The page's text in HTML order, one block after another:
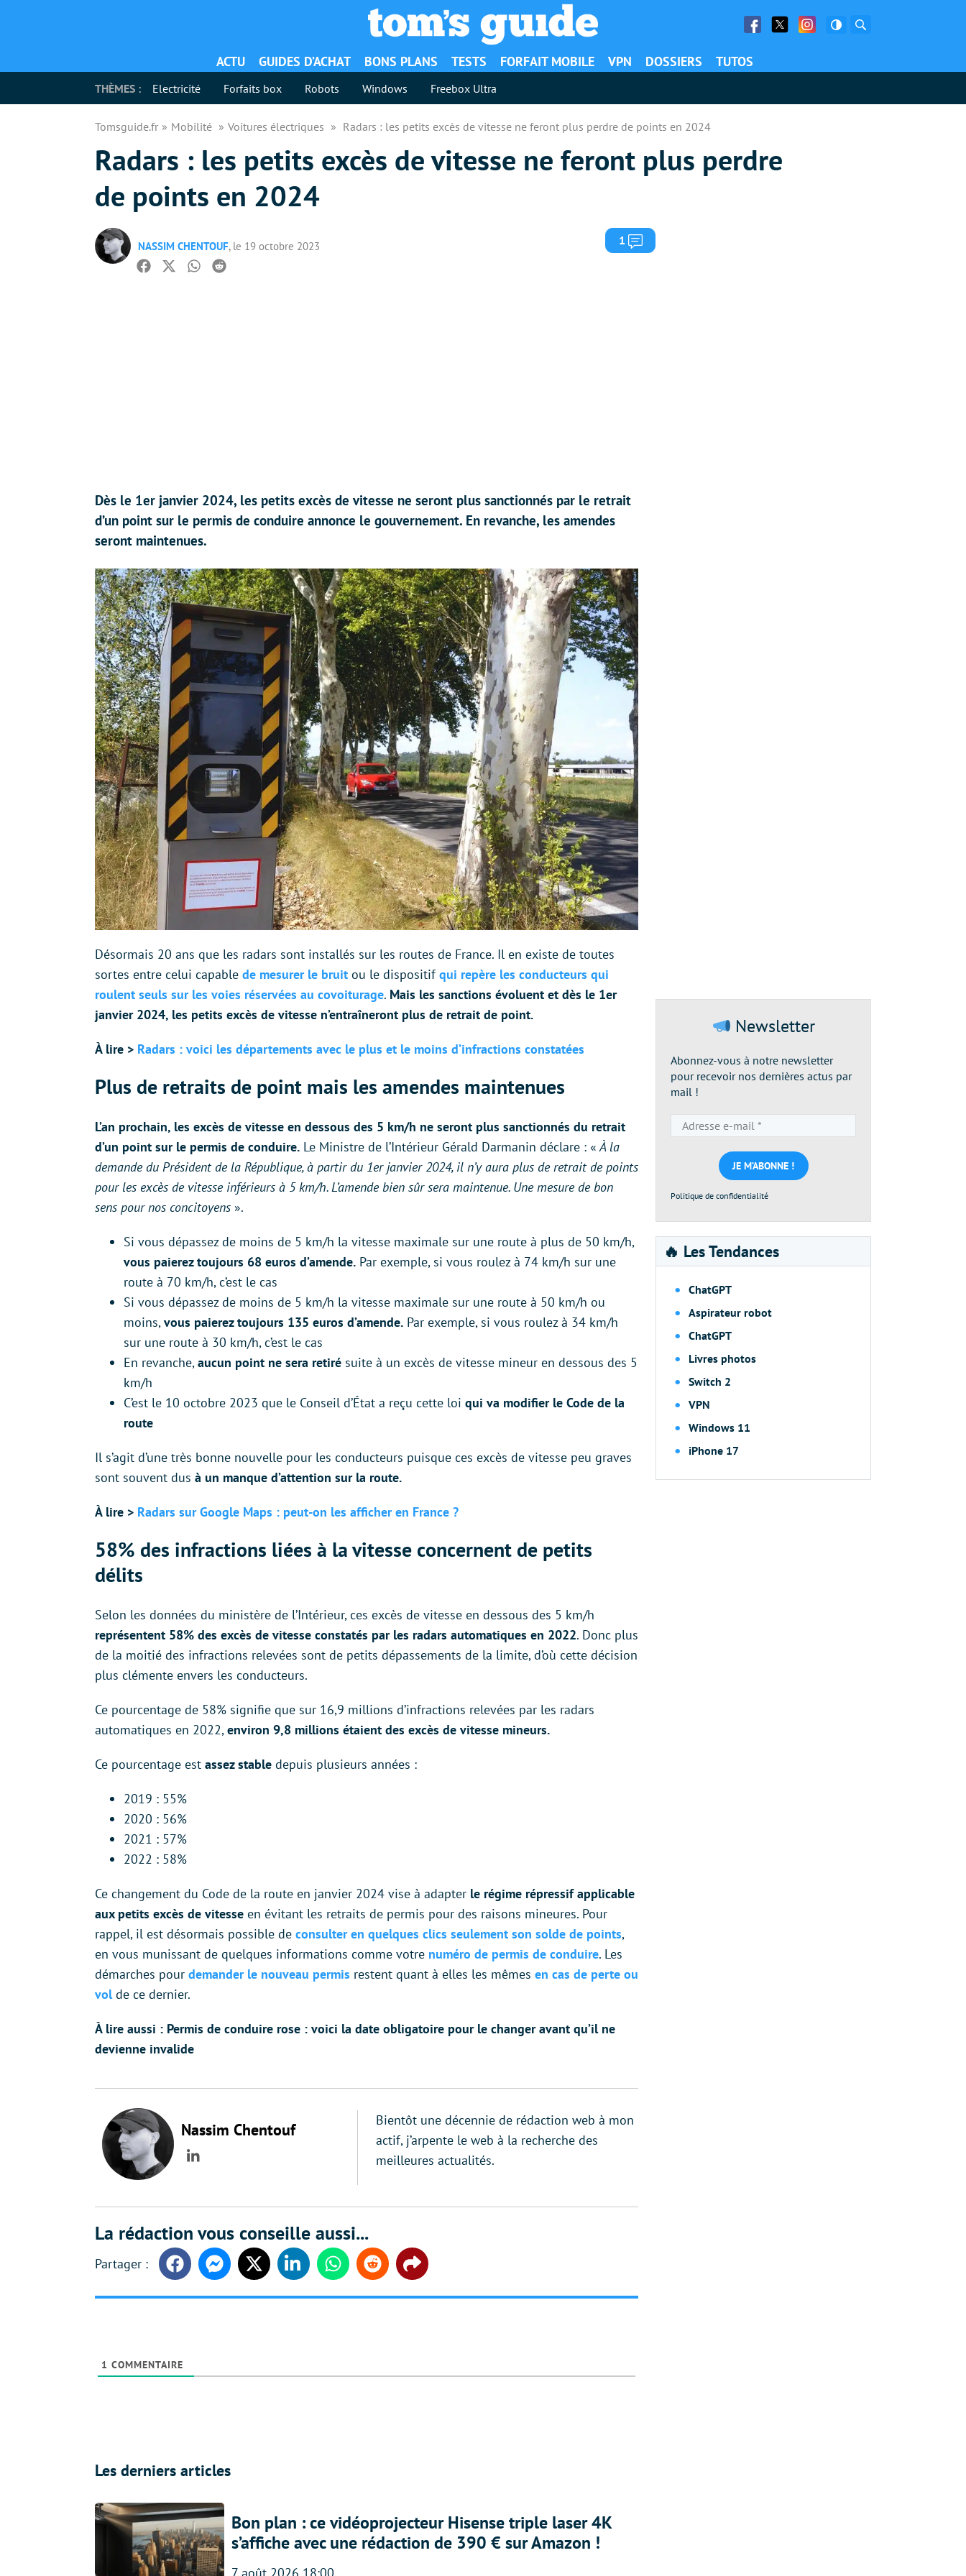
Facebook
Twitter Facebook
ACTU GUIDES D’ACHAT BONS PLANS TESTS FORFAIT MOBILE VPN DOSSIERS TUTOS
THÈMES : Electricité Forfaits box Robots Windows Freebox Ultra
Tomsguide.fr Mobilité Voitures électriques Radars : les petits excès de vitesse ne feront plus perdre de points en 2024
Radars : les petits excès de vitesse ne feront plus perdre
de points en 2024
NASSIM CHENTOUF, le 19 octobre 2023 1 Commentaires
Facebook
TwitterWhatsapp
Reddit
Dès le 1er janvier 2024, les petits excès de vitesse ne seront plus sanctionnés par le retrait
d’un point sur le permis de conduire annonce le gouvernement. En revanche, les amendes
seront maintenues.
Désormais 20 ans que les radars sont installés sur les routes de France. Il en existe de toutes
sortes entre celui capable de mesurer le bruit ou le dispositifqui repère les conducteurs qui
roulent seuls sur les voies réservées au covoiturage. Mais les sanctions évoluent et dès le 1er
janvier 2024, les petits excès de vitesse n’entraîneront plus de retrait de point.
À lire > Radars : voici les départements avec le plus et le moins d’infractions constatées
Plus de retraits de point mais les amendes maintenues
L’an prochain, les excès de vitesse en dessous des 5 km/h ne seront plus sanctionnés du retrait
d’un point sur le permis de conduire. Le Ministre de l’Intérieur Gérald Darmanin déclare : «À la
demande du Président de la République, à partir du 1er janvier 2024, il n’y aura plus de retrait de points
pour les excès de vitesse inférieurs à 5 km/h. L’amende bien sûr sera maintenue. Une mesure de bon
sens pour nos concitoyens ».
Si vous dépassez de moins de 5 km/h la vitesse maximale sur une route à plus de 50 km/h,
vous paierez toujours 68 euros d’amende. Par exemple, si vous roulez à 74 km/h sur une
route à 70 km/h, c’est le cas
Si vous dépassez de moins de 5 km/h la vitesse maximale sur une route à 50 km/h ou
moins,vous paiereztoujours 135 euros d’amende. Par exemple, si vous roulez à 34 km/h
sur une route à 30 km/h, c’est le cas
En revanche,aucun point ne sera retiré suite à un excès de vitesse mineur en dessous des 5
km/h
C’est le 10 octobre 2023 que le Conseil d’État a reçu cette loi qui va modifier le Code de la
route
Il s’agit d’une très bonne nouvelle pour les conducteurs puisque ces excès de vitesse peu graves
sont souvent dus à un manque d’attention sur la route.
À lire > Radars sur Google Maps : peut-on les afficher en France ?
58% des infractions liées à la vitesse concernent de petits
délits
Selon les données du ministère de l’Intérieur, ces excès de vitesse en dessous des 5 km/h
représentent 58% des excès de vitesse constatés par les radars automatiques en 2022. Donc plus
de la moitié des infractions relevées sont de petits dépassements de la limite, d’où cette décision
plus clémente envers les conducteurs.
Ce pourcentage de 58% signifie que sur 16,9 millions d’infractions relevées par les radars
automatiques en 2022,environ 9,8 millions étaient des excès de vitesse mineurs.
Ce pourcentage est assez stable depuis plusieurs années :
2019 : 55%
2020 : 56%
2021 : 57%
2022 : 58%
Ce changement du Code de la route en janvier 2024 vise à adapter le régime répressif applicable
aux petits excès de vitesse en évitant les retraits de permis pour des raisons mineures. Pour
rappel, il est désormais possible de consulter en quelques clics seulement son solde de points,
en vous munissant de quelques informations comme votre numéro de permis de conduire. Les
démarches pour demander le nouveau permis restent quant à elles les mêmes en cas de perte ou
volde ce dernier.
À lire aussi : Permis de conduire rose : voici la date obligatoire pour le changer avant qu’il ne
devienne invalide
Nassim Chentouf
LinkedIn
Bientôt une décennie de rédaction web à mon
actif, j’arpente le web à la recherche des
meilleures actualités.
La rédaction vous conseille aussi...
FacebookMessengerTwitter LinkedinWhatsappReddit Share
1 COMMENTAIRE
Les derniers articles
Bon plan : ce vidéoprojecteur Hisense triple laser 4K
s’affiche avec une rédaction de 390 € sur Amazon !
Newsletter
Abonnez-vous à notre newsletter
pour recevoir nos dernières actus par
mail !
e-
mail
*
Politique de confidentialité
🔥 Les Tendances
ChatGPT
Aspirateur robot
ChatGPT
Livres photos
Switch 2
VPN
Windows 11
iPhone 17